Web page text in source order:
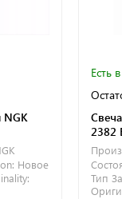
NGK
Новое
Есть
2382
Тип